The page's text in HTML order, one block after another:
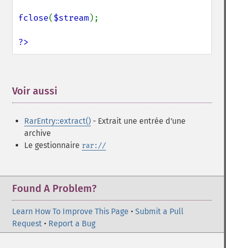
fclose($stream);
?>
Voir aussi
RarEntry::extract() - Extrait une entrée d'une
archive
Le gestionnaire rar://
Found A Problem?
Learn How To Improve This Page • Submit a Pull
Request • Report a Bug